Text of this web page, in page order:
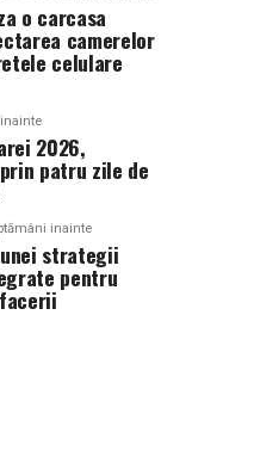
o carcasa
camerelor
celulare
2026,
patru zile de
inainte
strategii
pentru